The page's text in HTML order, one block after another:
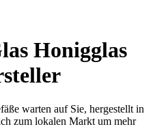
Honigglas
warten auf Sie, hergestellt in
zum lokalen Markt um mehr